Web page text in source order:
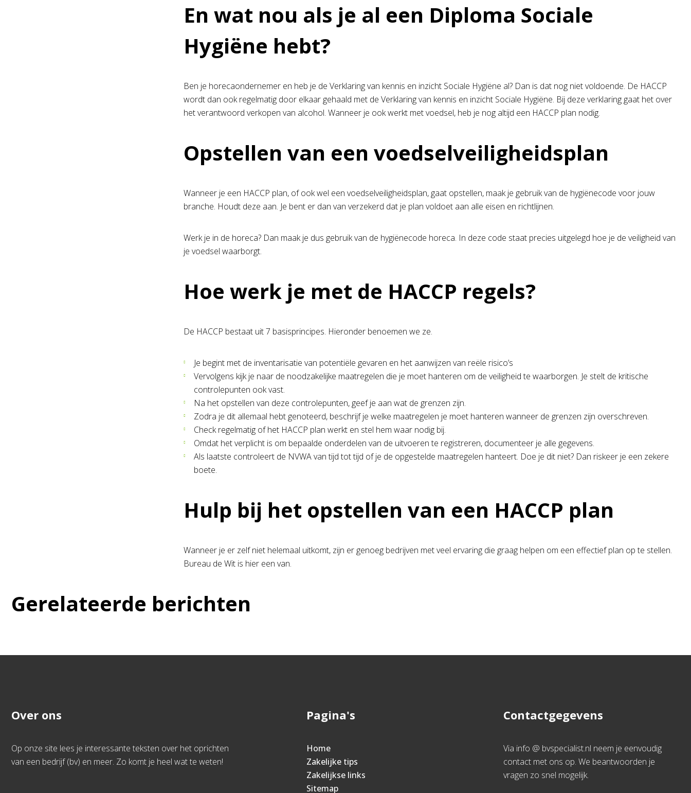
En wat nou als je al een Diploma Sociale
Hygiëne hebt?
Ben je horecaondernemer en heb je de Verklaring van kennis en inzicht Sociale Hygiëne al? Dan is dat nog niet voldoende. De HACCP
wordt dan ook regelmatig door elkaar gehaald met de Verklaring van kennis en inzicht Sociale Hygiëne. Bij deze verklaring gaat het over
het verantwoord verkopen van alcohol. Wanneer je ook werkt met voedsel, heb je nog altijd een HACCP plan nodig.
Opstellen van een voedselveiligheidsplan
Wanneer je een HACCP plan, of ook wel een voedselveiligheidsplan, gaat opstellen, maak je gebruik van de hygiënecode voor jouw
branche. Houdt deze aan. Je bent er dan van verzekerd dat je plan voldoet aan alle eisen en richtlijnen.
Werk je in de horeca? Dan maak je dus gebruik van de hygiënecode horeca. In deze code staat precies uitgelegd hoe je de veiligheid van
je voedsel waarborgt.
Hoe werk je met de HACCP regels?
De HACCP bestaat uit 7 basisprincipes. Hieronder benoemen we ze.
Je begint met de inventarisatie van potentiële gevaren en het aanwijzen van reële risico’s
Vervolgens kijk je naar de noodzakelijke maatregelen die je moet hanteren om de veiligheid te waarborgen. Je stelt de kritische
controlepunten ook vast.
Na het opstellen van deze controlepunten, geef je aan wat de grenzen zijn.
Zodra je dit allemaal hebt genoteerd, beschrijf je welke maatregelen je moet hanteren wanneer de grenzen zijn overschreven.
Check regelmatig of het HACCP plan werkt en stel hem waar nodig bij.
Omdat het verplicht is om bepaalde onderdelen van de uitvoeren te registreren, documenteer je alle gegevens.
Als laatste controleert de NVWA van tijd tot tijd of je de opgestelde maatregelen hanteert. Doe je dit niet? Dan riskeer je een zekere
boete.
Hulp bij het opstellen van een HACCP plan
Wanneer je er zelf niet helemaal uitkomt, zijn er genoeg bedrijven met veel ervaring die graag helpen om een effectief plan op te stellen.
Bureau de Wit is hier een van.
Gerelateerde berichten
Over ons
Op onze site lees je interessante teksten over het oprichten
van een bedrijf (bv) en meer. Zo komt je heel wat te weten!
Pagina's
Home
Zakelijke tips
Zakelijkse links
Sitemap
Contactgegevens
Via info @ bvspecialist.nl neem je eenvoudig
contact met ons op. We beantwoorden je
vragen zo snel mogelijk.